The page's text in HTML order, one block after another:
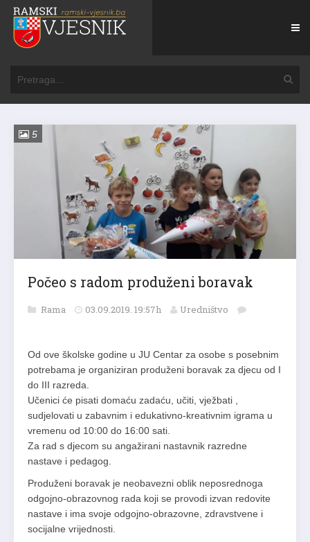
5
Počeo s radom produženi boravak
Rama 03.09.2019. 19:57h Uredništvo
Od ove školske godine u JU Centar za osobe s posebnim
potrebama je organiziran produženi boravak za djecu od I
do III razreda
Učenici će pisati domaću zadaću, učiti, vježbati ,
sudjelovati u zabavnim i edukativno-kreativnim igrama u
vremenu od 10:00 do 16:00 sati.
Za rad s djecom su angažirani nastavnik razredne
nastave i pedagog.
Produženi boravak je neobavezni oblik neposrednoga
odgojno-obrazovnog rada koji se provodi izvan redovite
nastave i ima svoje odgojno-obrazovne, zdravstvene i
socijalne vrijednosti.